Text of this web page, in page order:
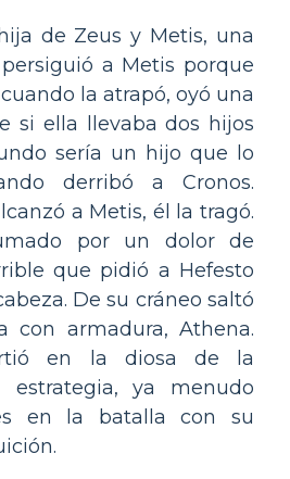
de Zeus y Metis, una
a Metis porque
la atrapó, oyó una
si ella llevaba dos hijos
sería un hijo que lo
derribó a Cronos.
a Metis, él la tragó.
por un dolor de
que pidió a Hefesto
De su cráneo saltó
con armadura, Athena.
en la diosa de la
ya menudo
en la batalla con su